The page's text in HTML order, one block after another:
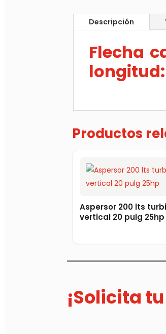
Descripción
Flecha
longitud:
Productos
Aspersor 200 lts
vertical 20 pulg 25hp
¡Solicita